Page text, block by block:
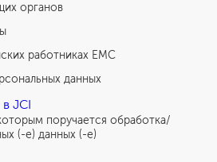
органов
работниках EMC
данных
JCI
поручается обработка/
(-е) данных (-е)